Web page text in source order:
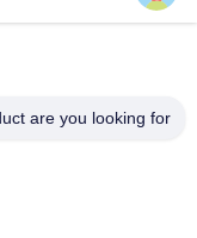
تحلیل داده ها
are you looking for?